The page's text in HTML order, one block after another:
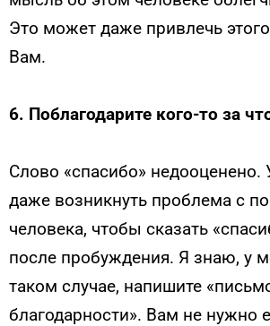
Это может даже привлечь
Вам.
6. Поблагодарите кого-то за
Слово «спасибо»
даже возникнуть проблема с
человека, чтобы сказать
после пробуждения. Я знаю, у
таком случае, напишите
благодарности». Вам не нужно